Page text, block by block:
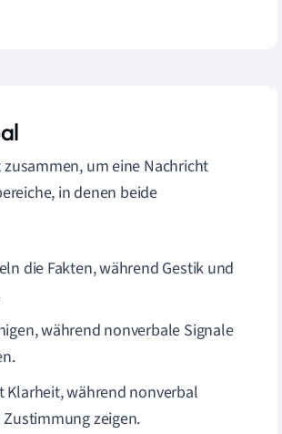
um eine Nachricht
in denen beide
die Fakten, während Gestik und
während nonverbale Signale
während nonverbal
zeigen.